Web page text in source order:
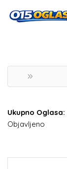
Ukupno Oglasa:
Objavljeno